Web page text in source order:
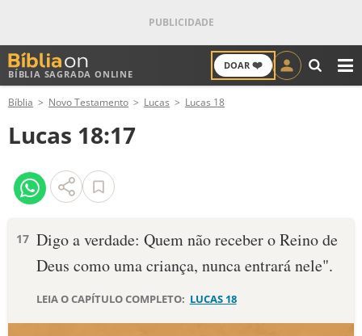
BÍBLIA SAGRADA ONLINE
DOAR ❤️
ANTIGO TESTAMENTO
NOVO TESTAMENTO
VERSÍCULOS
PALAVRA DO DIA
Bíblia Novo Testamento Lucas Lucas 18
Lucas 18:17
17 Digo a verdade: Quem não receber o Reino de
Deus como uma criança, nunca entrará nele".
LEIA O CAPÍTULO COMPLETO: LUCAS 18